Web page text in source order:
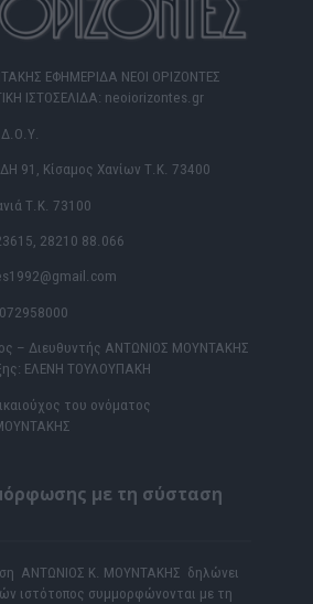
ΕΦΗΜΕΡΙΔΑ ΝΕΟΙ ΟΡΙΖΟΝΤΕΣ
ΙΣΤΟΣΕΛΙΔΑ: neoiorizontes.gr
91, Κίσαμος Χανίων Τ.Κ. 73400
Τ.Κ. 73100
28210 88.066
– Διευθυντής ΑΝΤΩΝΙΟΣ ΜΟΥΝΤΑΚΗΣ
ΕΛΕΝΗ ΤΟΥΛΟΥΠΑΚΗ
του ονόματος
με τη σύσταση
ΑΝΤΩΝΙΟΣ Κ. ΜΟΥΝΤΑΚΗΣ δηλώνει
ιστότοπος συμμορφώνονται με τη